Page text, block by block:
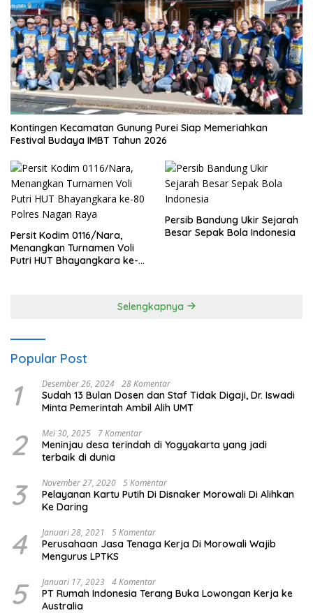
Kontingen Kecamatan Gunung Purei Siap Memeriahkan
Festival Budaya IMBT Tahun 2026
Persit Kodim 0116/Nara,
Menangkan Turnamen Voli
Putri HUT Bhayangkara ke-
Persib Bandung Ukir Sejarah
Besar Sepak Bola Indonesia
Selengkapnya
Popular Post
1 Desember 26, 2024 28 Komentar
Sudah 13 Bulan Dosen dan Staf Tidak Digaji, Dr. Iswadi
Minta Pemerintah Ambil Alih UMT
2 Mei 30, 2025 7 Komentar
Meninjau desa terindah di Yogyakarta yang jadi
terbaik di dunia
3 November 27, 2020 5 Komentar
Pelayanan Kartu Putih Di Disnaker Morowali Di Alihkan
Ke Daring
4 Januari 28, 2021 5 Komentar
Perusahaan Jasa Tenaga Kerja Di Morowali Wajib
Mengurus LPTKS
5 Januari 17, 2023 4 Komentar
PT Rumah Indonesia Terang Buka Lowongan Kerja ke
Australia